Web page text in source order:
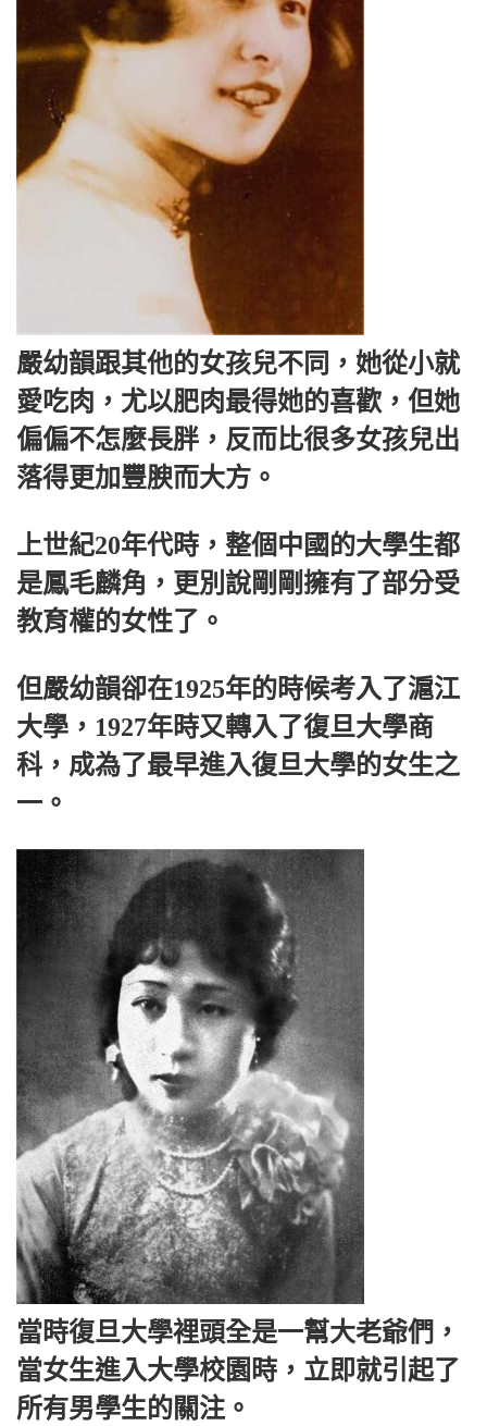
嚴幼韻跟其他的女孩兒不同，她從小就
愛吃肉，尤以肥肉最得她的喜歡，但她
偏偏不怎麼長胖，反而比很多女孩兒出
落得更加豐腴而大方。
上世紀20年代時，整個中國的大學生都
是鳳毛麟角，更別說剛剛擁有了部分受
教育權的女性了。
但嚴幼韻卻在1925年的時候考入了滬江
大學，1927年時又轉入了復旦大學商
科，成為了最早進入復旦大學的女生之
一。
當時復旦大學裡頭全是一幫大老爺們，
當女生進入大學校園時，立即就引起了
所有男學生的關注。